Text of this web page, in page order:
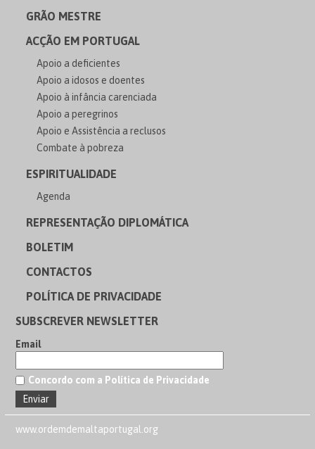
GRÃO MESTRE
ACÇÃO EM PORTUGAL
Apoio a deficientes
Apoio a idosos e doentes
Apoio à infância carenciada
Apoio a peregrinos
Apoio e Assistência a reclusos
Combate à pobreza
ESPIRITUALIDADE
Agenda
REPRESENTAÇÃO DIPLOMÁTICA
BOLETIM
CONTACTOS
POLÍTICA DE PRIVACIDADE
SUBSCREVER NEWSLETTER
Email
Concordo com a Política de Privacidade
www.ordemdemaltaportugal.org